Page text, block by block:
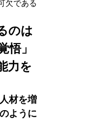
欠である
のは
悟」
力を
材を増
ように